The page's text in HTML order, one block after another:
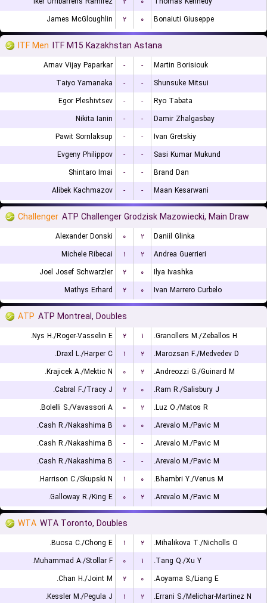
James McGloughlin
۲ ۰ Bonaiuti Giuseppe
ITF Men ITF M15 Kazakhstan Astana
Arnav Vijay Paparkar - -
Martin Borisiouk
Taiyo Yamanaka
- -
Shunsuke Mitsui
Egor Pleshivtsev
- -
Ryo Tabata
Nikita Ianin
- -
Damir Zhalgasbay
Pawit Sornlaksup
- -
Ivan Gretskiy
Evgeny Philippov
- -
Sasi Kumar Mukund
Shintaro Imai
- -
Brand Dan
Alibek Kachmazov
- - Maan Kesarwani
Challenger ATP Challenger Grodzisk Mazowiecki, Main Draw
Alexander Donski ۰ ۲
Daniil Glinka
Michele Ribecai
۱ ۲
Andrea Guerrieri
Joel Josef Schwarzler
۲ ۰
Ilya Ivashka
Mathys Erhard
۲ ۰ Ivan Marrero Curbelo
ATP ATP Montreal, Doubles
Nys H./Roger-Vasselin E. ۲ ۱
Granollers M./Zeballos H.
Draxl L./Harper C.
۱ ۲
Marozsan F./Medvedev D.
Krajicek A./Mektic N.
۰ ۲
Andreozzi G./Guinard M.
Cabral F./Tracy J.
۲ ۰
Ram R./Salisbury J.
Bolelli S./Vavassori A.
۰ ۲
Luz O./Matos R.
Cash R./Nakashima B.
۰ ۰
Arevalo M./Pavic M.
Cash R./Nakashima B.
- -
Arevalo M./Pavic M.
Cash R./Nakashima B.
- -
Arevalo M./Pavic M.
Harrison C./Skupski N.
۱ ۰
Bhambri Y./Venus M.
Galloway R./King E.
۰ ۲ Arevalo M./Pavic M.
WTA WTA Toronto, Doubles
Bucsa C./Chong E. ۱ ۲
Mihalikova T./Nicholls O.
Muhammad A./Stollar F.
۰ ۱
Tang Q./Xu Y.
Chan H./Joint M.
۲ ۰
Aoyama S./Liang E.
Kessler M./Pegula J.
۱ ۲ Errani S./Melichar-Martinez N.